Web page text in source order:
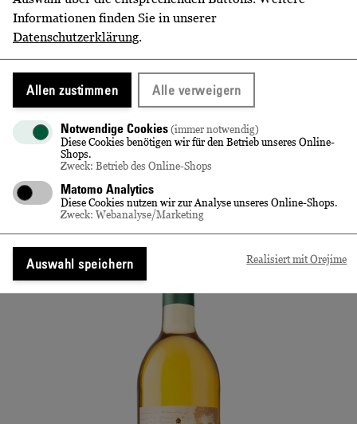
Informationen finden Sie in unserer
Datenschutzerklärung
Allen zustimmen Alle verweigern
Notwendige Cookies (immer notwendig)
Diese Cookies benötigen wir für den Betrieb unseres Online-
Shops.
Zweck: Betrieb des Online-Shops
Matomo Analytics
Diese Cookies nutzen wir zur Analyse unseres Online-Shops.
Zweck: Webanalyse/Marketing
Auswahl speichern Realisiert mit Orejime
Allergen-Hinweis keine
DIESE ARTIKEL KÖNNTEN
IHNEN EVENTUELL AUCH
GEFALLEN!
Diese
könnten
eventuell
auch
Slider
2
Pfeiltasten
zum
Folie
von